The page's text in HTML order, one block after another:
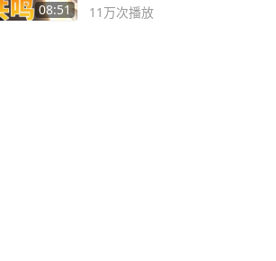
08:51 11万次播放